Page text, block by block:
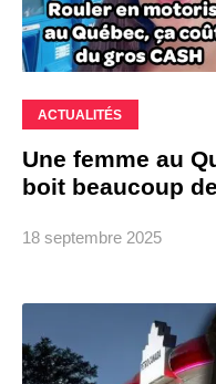
ACTUALITÉS
Une femme au
boit beaucoup
18 septembre 2025